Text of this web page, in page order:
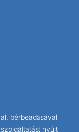
bérbeadásával
nyújt